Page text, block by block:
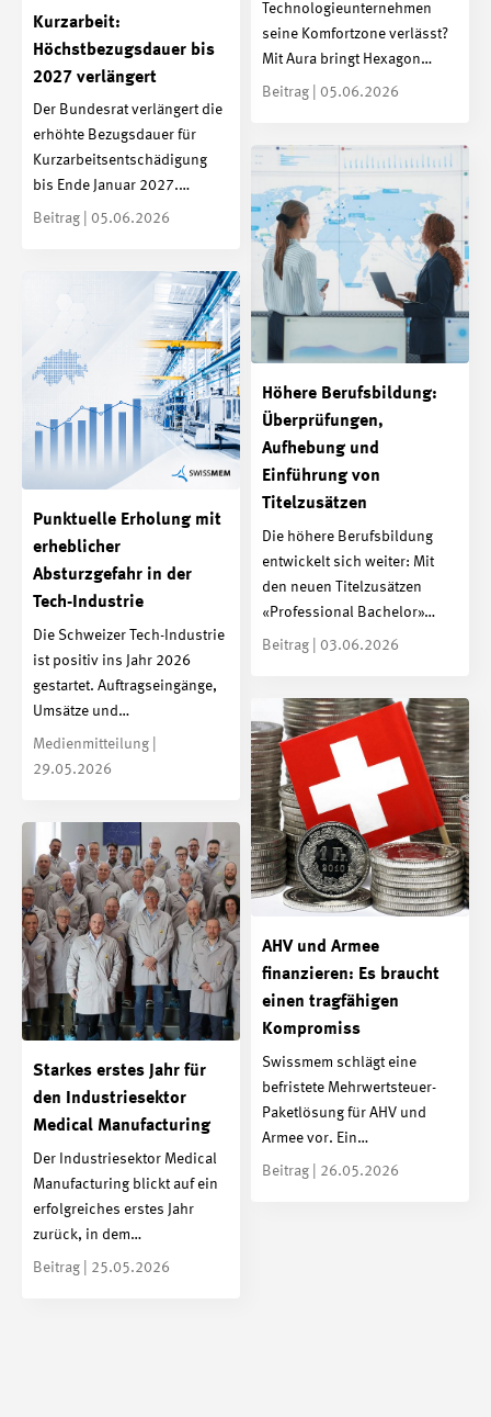
Technologieunternehmen
seine Komfortzone verlässt?
Mit Aura bringt Hexagon…
Beitrag | 05.06.2026
Kurzarbeit:
Höchstbezugsdauer bis
2027 verlängert
Der Bundesrat verlängert die
erhöhte Bezugsdauer für
Kurzarbeitsentschädigung
bis Ende Januar 2027.…
Beitrag | 05.06.2026
Höhere Berufsbildung:
Überprüfungen,
Aufhebung und
Einführung von
Titelzusätzen
Die höhere Berufsbildung
entwickelt sich weiter: Mit
den neuen Titelzusätzen
«Professional Bachelor»…
Beitrag | 03.06.2026
Punktuelle Erholung mit
erheblicher
Absturzgefahr in der
Tech-Industrie
Die Schweizer Tech-Industrie
ist positiv ins Jahr 2026
gestartet. Auftragseingänge,
Umsätze und…
Medienmitteilung |
29.05.2026
AHV und Armee
finanzieren: Es braucht
einen tragfähigen
Kompromiss
Swissmem schlägt eine
befristete Mehrwertsteuer-
Paketlösung für AHV und
Armee vor. Ein…
Beitrag | 26.05.2026
Starkes erstes Jahr für
den Industriesektor
Medical Manufacturing
Der Industriesektor Medical
Manufacturing blickt auf ein
erfolgreiches erstes Jahr
zurück, in dem…
Beitrag | 25.05.2026